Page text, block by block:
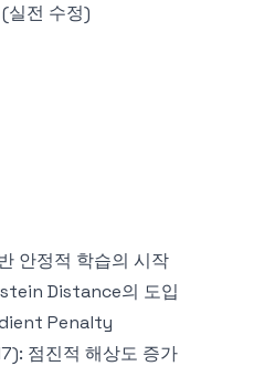
전 수정)
안정적 학습의 시작
Distance의 도입
Penalty
점진적 해상도 증가